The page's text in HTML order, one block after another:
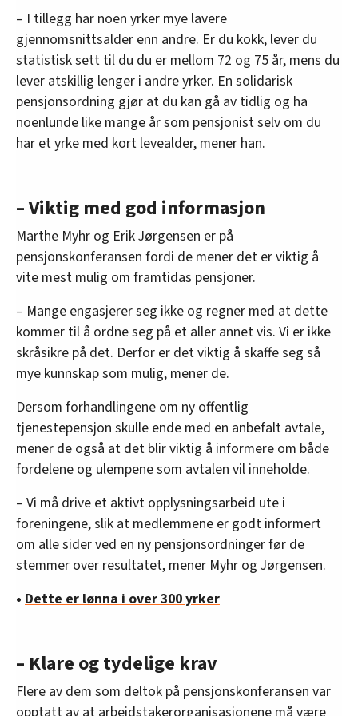
oversikten lengre ned på denne siden.
– I tillegg har noen yrker mye lavere
gjennomsnittsalder enn andre. Er du kokk, lever du
statistisk sett til du du er mellom 72 og 75 år, mens du
lever atskillig lenger i andre yrker. En solidarisk
pensjonsordning gjør at du kan gå av tidlig og ha
noenlunde like mange år som pensjonist selv om du
har et yrke med kort levealder, mener han.
– Viktig med god informasjon
Marthe Myhr og Erik Jørgensen er på
pensjonskonferansen fordi de mener det er viktig å
vite mest mulig om framtidas pensjoner.
– Mange engasjerer seg ikke og regner med at dette
kommer til å ordne seg på et aller annet vis. Vi er ikke
skråsikre på det. Derfor er det viktig å skaffe seg så
mye kunnskap som mulig, mener de.
Dersom forhandlingene om ny offentlig
tjenestepensjon skulle ende med en anbefalt avtale,
mener de også at det blir viktig å informere om både
fordelene og ulempene som avtalen vil inneholde.
– Vi må drive et aktivt opplysningsarbeid ute i
foreningene, slik at medlemmene er godt informert
om alle sider ved en ny pensjonsordninger før de
stemmer over resultatet, mener Myhr og Jørgensen.
• Dette er lønna i over 300 yrker
– Klare og tydelige krav
Flere av dem som deltok på pensjonskonferansen var